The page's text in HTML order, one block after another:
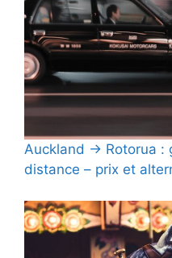
Auckland → Rotorua :
distance – prix et